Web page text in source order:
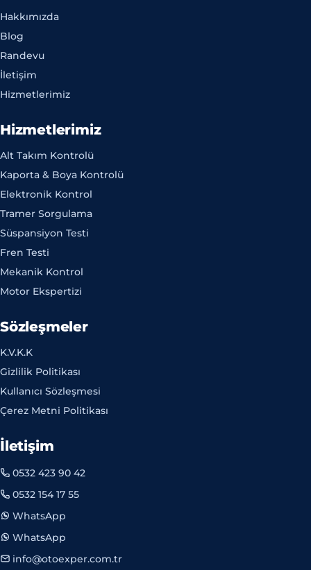
Hakkımızda
Blog
Randevu
İletişim
Hizmetlerimiz
Hizmetlerimiz
Alt Takım Kontrolü
Kaporta & Boya Kontrolü
Elektronik Kontrol
Tramer Sorgulama
Süspansiyon Testi
Fren Testi
Mekanik Kontrol
Motor Ekspertizi
Sözleşmeler
K.V.K.K
Gizlilik Politikası
Kullanıcı Sözleşmesi
Çerez Metni Politikası
İletişim
0532 423 90 42
0532 154 17 55
WhatsApp
WhatsApp
info@otoexper.com.tr